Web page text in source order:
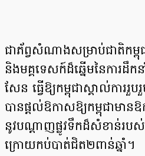
ជាភ័ព្វសំណាងសម្រាប់ជាតិកម្ពុជ
និងមគ្គទេសក៍ដ៏ឆ្នើមនៃការដឹ
សែន ធ្វើឱ្យកម្ពុជាស្គាល់ការរួ
បានផ្តល់ឱកាសឱ្យកម្ពុជាមា
នូវបណ្តាញផ្លូវទឹកដ៏សំខាន់រប
ក្រោយកប់បាត់ជិត២ពាន់ឆ្នាំ។